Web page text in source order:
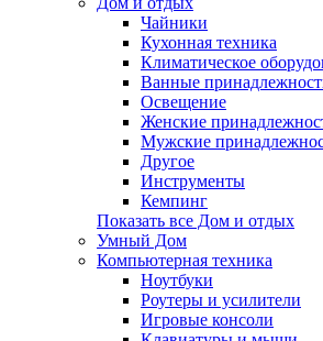
Чайники
Кухонная техника
Климатическое
Ванные
Освещение
Женские
Мужские
Другое
Инструменты
Кемпинг
Показать все Дом и отдых
Умный Дом
Компьютерная техника
Ноутбуки
Роутеры и усилители
Игровые консоли